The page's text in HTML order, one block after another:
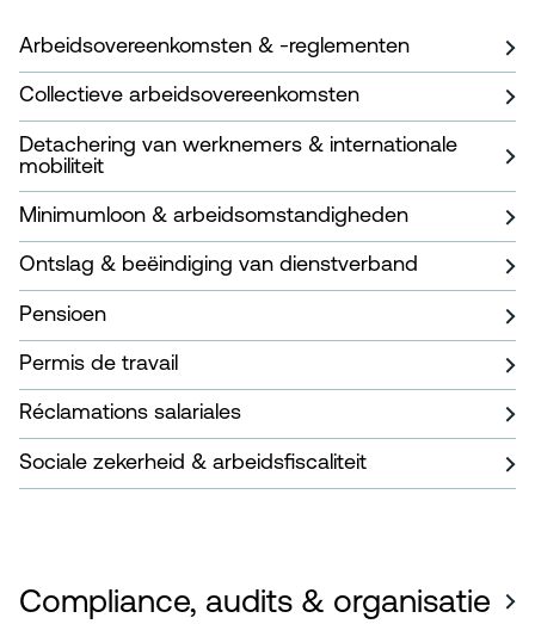
Arbeidsovereenkomsten & -reglementen
Collectieve arbeidsovereenkomsten
Detachering van werknemers & internationale
mobiliteit
Minimumloon & arbeidsomstandigheden
Ontslag & beëindiging van dienstverband
Pensioen
Permis de travail
Réclamations salariales
Sociale zekerheid & arbeidsfiscaliteit
Compliance, audits & organisatie